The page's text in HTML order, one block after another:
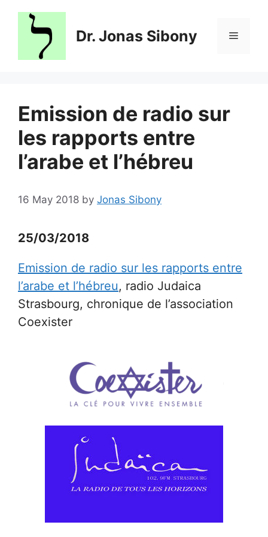
content
Dr. Jonas Sibony Menu
Emission de radio sur
les rapports entre
l’arabe et l’hébreu
16 May 2018 by Jonas Sibony
25/03/2018
Emission de radio sur les rapports entre
l’arabe et l’hébreu, radio Judaica
Strasbourg, chronique de l’association
Coexister